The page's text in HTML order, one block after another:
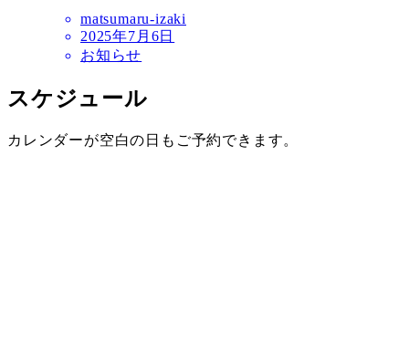
matsumaru-izaki
2025年7月6日
お知らせ
スケジュール
カレンダーが空白の日もご予約できます。